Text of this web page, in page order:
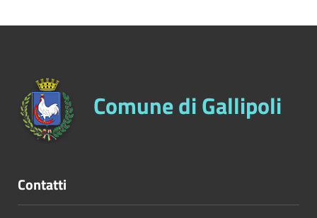
Comune di Gallipoli
Contatti